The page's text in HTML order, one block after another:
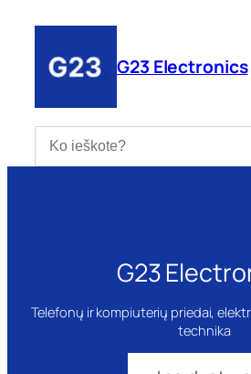
turinio
G23 Electronics
G23
Telefonų ir kompiuterių priedai,
technika